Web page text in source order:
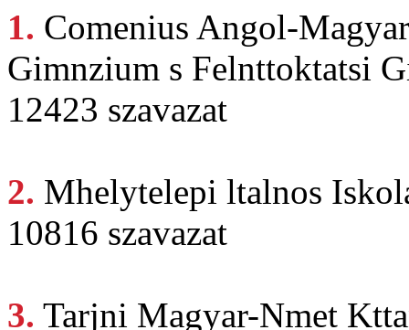
1. Comenius Angol-
Gimnzium s Felnttoktatsi
12423 szavazat
2. Mhelytelepi ltalnos
10816 szavazat
3. Tarjni Magyar-Nmet